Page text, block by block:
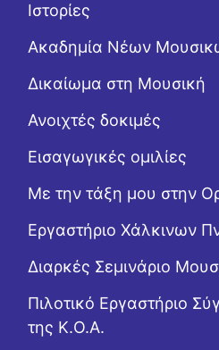
Ιστορίες
Ακαδημία Νέων
Δικαίωμα στη Μουσική
Ανοιχτές δοκιμές
Εισαγωγικές ομιλίες
Με την τάξη μου στην
Εργαστήριo Χάλκινων
Διαρκές Σεμινάριο
Πιλοτικό Εργαστήριο
της Κ.Ο.Α.